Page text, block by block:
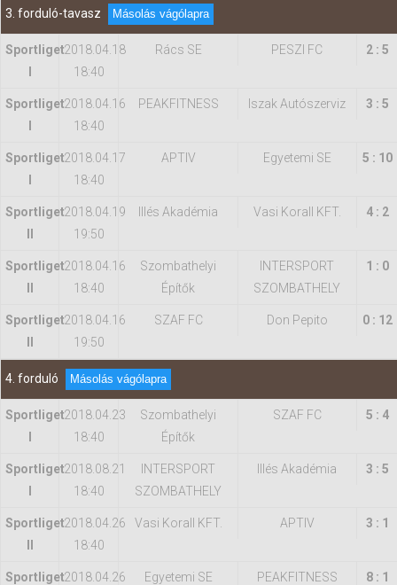
3. forduló-tavasz Másolás vágólapra
Sportliget2018.04.18
18:40
Rács SE PESZI FC 2 : 5
Sportliget2018.04.16
18:40
PEAKFITNESS Iszak Autószerviz 3 : 5
Sportliget2018.04.17
18:40
APTIV Egyetemi SE 5 : 10
Sportliget2018.04.19
19:50
Illés Akadémia Vasi Korall KFT. 4 : 2
Sportliget2018.04.16
18:40
Szombathelyi
Építők
INTERSPORT
SZOMBATHELY
1 : 0
Sportliget2018.04.16
19:50
SZAF FC Don Pepito 0 : 12
4. forduló Másolás vágólapra
Sportliget2018.04.23
18:40
Szombathelyi
Építők
SZAF FC 5 : 4
Sportliget2018.08.21
18:40
INTERSPORT
SZOMBATHELY
Illés Akadémia 3 : 5
Sportliget2018.04.26
18:40
Vasi Korall KFT. APTIV 3 : 1
Sportliget2018.04.26
Egyetemi SE PEAKFITNESS 8 : 1